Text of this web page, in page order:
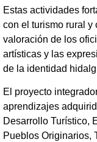
Estas actividades
con el turismo rural y
valoración de los
artísticas y las
de la identidad
El proyecto
aprendizajes
Desarrollo Turístico,
Pueblos Originarios,